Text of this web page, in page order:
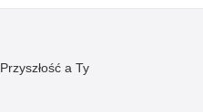
Przyszłość a Ty